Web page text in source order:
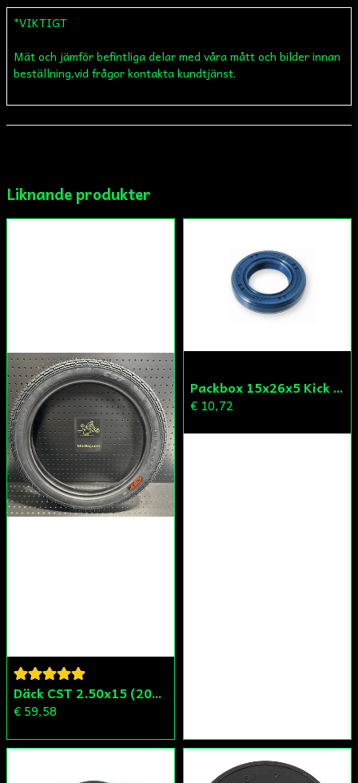
name
Namn
email
Skicka fråga
*VIKTIGT
Mät och jämför befintliga delar med våra mått och bilder innan
beställning,vid frågor kontakta kundtjänst.
Liknande produkter
Däck CST 2.50x15 (20x250) Compact/Scoper/Mamba/Flakmoped
€ 59,58
Packbox 15x26x5 Kick Aprilia/Derbi/Gilera (original)
€ 10,72